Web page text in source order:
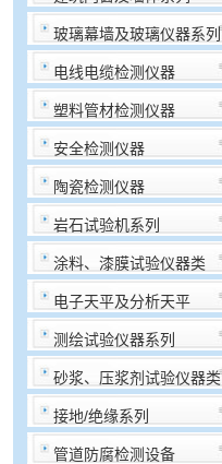
玻璃幕墙及玻璃仪器系列
电线电缆检测仪器
塑料管材检测仪器
安全检测仪器
陶瓷检测仪器
岩石试验机系列
涂料、漆膜试验仪器类
电子天平及分析天平
测绘试验仪器系列
砂浆、压浆剂试验仪器类
接地/绝缘系列
管道防腐检测设备